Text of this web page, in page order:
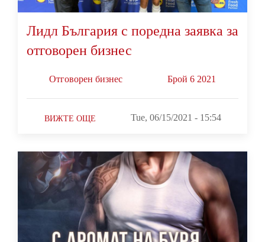
Лидл България с поредна заявка за
отговорен бизнес
Oтговорен бизнес Брой 6 2021
ВИЖТЕ ОЩЕ Tue, 06/15/2021 - 15:54